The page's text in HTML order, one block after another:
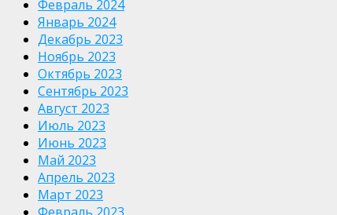
Февраль 2024
Январь 2024
Декабрь 2023
Ноябрь 2023
Октябрь 2023
Сентябрь 2023
Август 2023
Июль 2023
Июнь 2023
Май 2023
Апрель 2023
Март 2023